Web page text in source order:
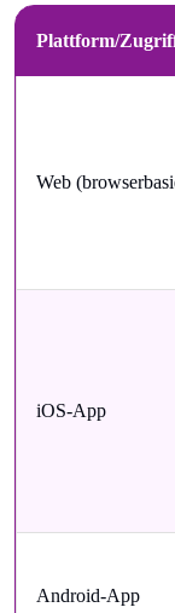
Plattform/
Web
iOS-App
Android-App